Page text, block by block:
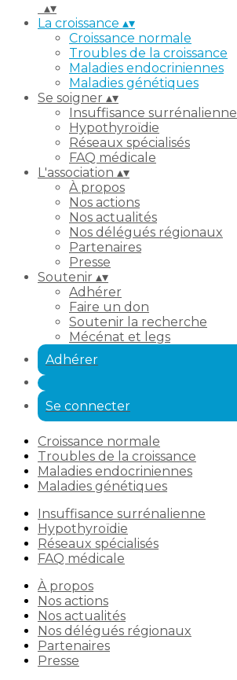
▴▾
La croissance ▴▾
Croissance normale
Troubles de la croissance
Maladies endocriniennes
Maladies génétiques
Se soigner ▴▾
Insuffisance surrénalienne
Hypothyroïdie
Réseaux spécialisés
FAQ médicale
L'association ▴▾
À propos
Nos actions
Nos actualités
Nos délégués régionaux
Partenaires
Presse
Soutenir ▴▾
Adhérer
Faire un don
Soutenir la recherche
Mécénat et legs
Adhérer
Se connecter
Croissance normale
Troubles de la croissance
Maladies endocriniennes
Maladies génétiques
Insuffisance surrénalienne
Hypothyroïdie
Réseaux spécialisés
FAQ médicale
À propos
Nos actions
Nos actualités
Nos délégués régionaux
Partenaires
Presse